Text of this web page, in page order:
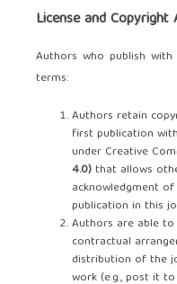
License and Copyright
Authors who publish
terms:
Authors retain
first publication
under Creative
4.0)that allows
acknowledgment
publication in this
Authors are able
contractual
distribution of the
work (e.g., post it